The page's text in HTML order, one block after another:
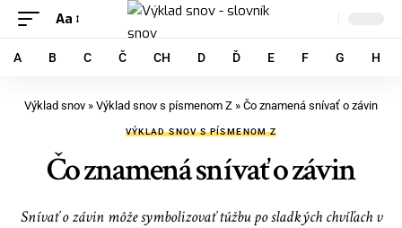
Aa
A B C Č CH D Ď E F G H
Výklad snov » Výklad snov s písmenom Z » Čo znamená snívať o závin
VÝKLAD SNOV S PÍSMENOM Z
Čo znamená snívať o závin
Snívať o závin môže symbolizovať túžbu po sladkých chvíľach v